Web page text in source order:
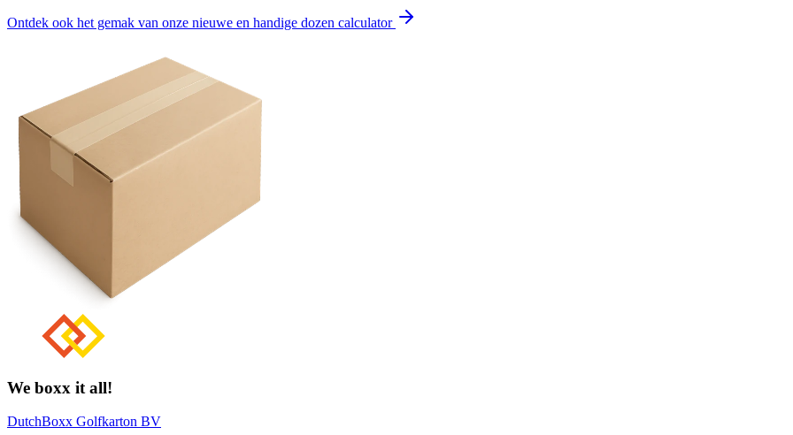
Ontdek ook het gemak van onze nieuwe en handige dozen calculator
We boxx it all!
DutchBoxx Golfkarton BV